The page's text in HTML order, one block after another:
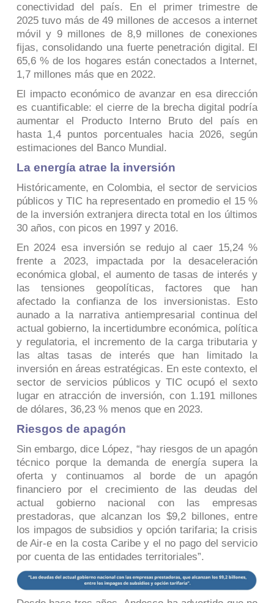
conectividad del país. En el primer trimestre de
2025 tuvo más de 49 millones de accesos a internet
móvil y 9 millones de 8,9 millones de conexiones
fijas, consolidando una fuerte penetración digital. El
65,6 % de los hogares están conectados a Internet,
1,7 millones más que en 2022.
El impacto económico de avanzar en esa dirección
es cuantificable: el cierre de la brecha digital podría
aumentar el Producto Interno Bruto del país en
hasta 1,4 puntos porcentuales hacia 2026, según
estimaciones del Banco Mundial.
La energía atrae la inversión
Históricamente, en Colombia, el sector de servicios
públicos y TIC ha representado en promedio el 15 %
de la inversión extranjera directa total en los últimos
30 años, con picos en 1997 y 2016.
En 2024 esa inversión se redujo al caer 15,24 %
frente a 2023, impactada por la desaceleración
económica global, el aumento de tasas de interés y
las tensiones geopolíticas, factores que han
afectado la confianza de los inversionistas. Esto
aunado a la narrativa antiempresarial continua del
actual gobierno, la incertidumbre económica, política
y regulatoria, el incremento de la carga tributaria y
las altas tasas de interés que han limitado la
inversión en áreas estratégicas. En este contexto, el
sector de servicios públicos y TIC ocupó el sexto
lugar en atracción de inversión, con 1.191 millones
de dólares, 36,23 % menos que en 2023.
Riesgos de apagón
Sin embargo, dice López, “hay riesgos de un apagón
técnico porque la demanda de energía supera la
oferta y continuamos al borde de un apagón
financiero por el crecimiento de las deudas del
actual gobierno nacional con las empresas
prestadoras, que alcanzan los $9,2 billones, entre
los impagos de subsidios y opción tarifaria; la crisis
de Air-e en la costa Caribe y el no pago del servicio
por cuenta de las entidades territoriales”.